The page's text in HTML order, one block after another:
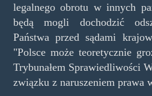
legalnego obrotu w innych
będą mogli dochodzić
Państwa przed sądami
"Polsce może teoretycznie
Trybunałem Sprawiedliwości
związku z naruszeniem prawa